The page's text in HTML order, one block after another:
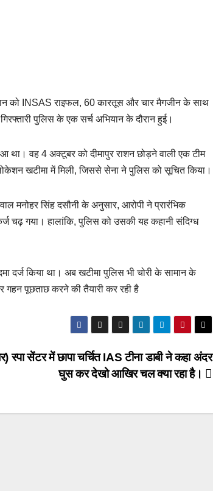
को INSAS राइफल, 60 कारतूस और चार मैगजीन के साथ
पुलिस के एक सर्च अभियान के दौरान हुई।
था। वह 4 अक्टूबर को दीमापुर राशन छोड़ने वाली एक टीम
खटीमा में मिली, जिससे सेना ने पुलिस को सूचित किया।
मनोहर सिंह दसौनी के अनुसार, आरोपी ने प्रारंभिक
चढ़ गया। हालांकि, पुलिस को उसकी यह कहानी संदिग्ध
दर्ज किया था। अब खटीमा पुलिस भी चोरी के सामान के
पूछताछ करने की तैयारी कर रही है
स्पा सेंटर में छापा चर्चित IAS टीना डाबी ने कहा अंदर
घुस कर देखो आखिर चल क्या रहा है।